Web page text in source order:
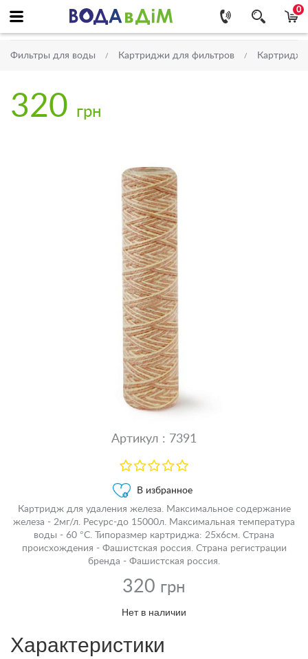
0
Фильтры для воды Картриджи для фильтров
320 грн
Артикул : 7391
В избранное
Картридж для удаления железа. Максимальное содержание
железа - 2мг/л. Ресурс-до 15000л. Максимальная температура
воды - 60 °С. Типоразмер картриджа: 25х6см. Страна
происхождения - Фашистская россия. Страна регистрации
бренда - Фашистская россия.
320 грн
Нет в наличии
Характеристики